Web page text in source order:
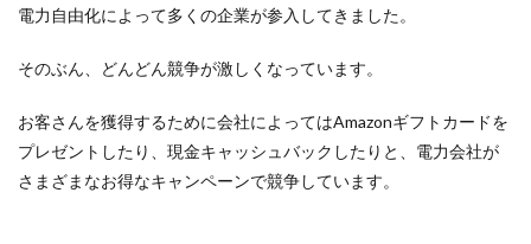
電力自由化によって多くの企業が参入してきました。
そのぶん、どんどん競争が激しくなっています。
お客さんを獲得するために会社によってはAmazonギフトカードを
プレゼントしたり、現金キャッシュバックしたりと、電力会社が
さまざまなお得なキャンペーンで競争しています。